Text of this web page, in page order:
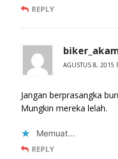
REPLY
AGUSTUS 8, 2015
Jangan berprasangka
Mungkin mereka lelah.
Memuat...
REPLY